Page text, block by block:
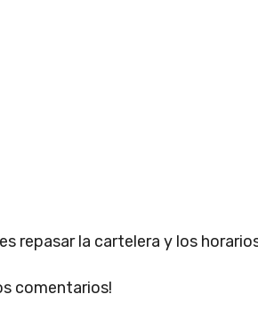
repasar la cartelera y los
comentarios!